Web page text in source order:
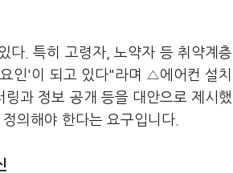
다. 특히 고령자, 노약자 등 취약계층
인'이 되고 있다"라며 △에어컨 설치
과 정보 공개 등을 대안으로 제시했
의해야 한다는 요구입니다.